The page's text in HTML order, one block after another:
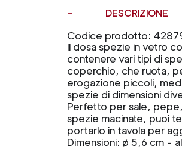
DESCRIZIONE
Codice prodotto:
Il dosa spezie in vetro
contenere vari tipi di
coperchio, che ruota,
erogazione piccoli,
spezie di dimensioni
Perfetto per sale,
spezie macinate, puoi
portarlo in tavola per
Dimensioni: ø 5,6 cm -